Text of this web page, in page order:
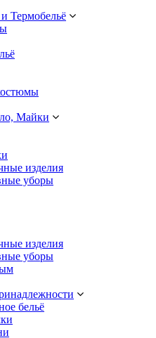
Термобельё
Майки
изделия
уборы
изделия
уборы
бельё